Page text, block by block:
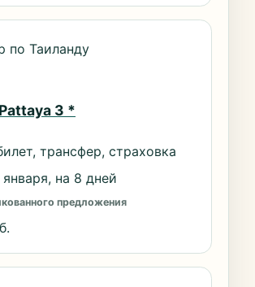
по Таиланду
3 *
трансфер, страховка
на 8 дней
предложения